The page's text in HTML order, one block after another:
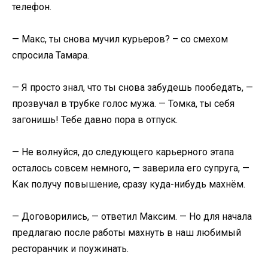
телефон.
— Макс, ты снова мучил курьеров? – со смехом
спросила Тамара.
— Я просто знал, что ты снова забудешь пообедать, —
прозвучал в трубке голос мужа. — Томка, ты себя
загонишь! Тебе давно пора в отпуск.
— Не волнуйся, до следующего карьерного этапа
осталось совсем немного, — заверила его супруга, —
Как получу повышение, сразу куда-нибудь махнём.
— Договорились, — ответил Максим. — Но для начала
предлагаю после работы махнуть в наш любимый
ресторанчик и поужинать.